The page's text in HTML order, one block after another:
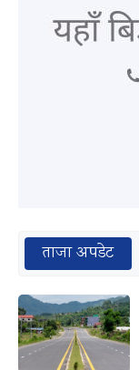
ताजा अपडेट